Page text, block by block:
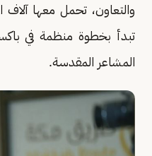
والتعاون، تحمل معها آلاف
تبدأ بخطوة منظمة في
المشاعر المقدسة.